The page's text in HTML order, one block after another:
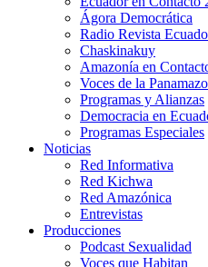
Ágora Democrática
Radio Revista
Chaskinakuy
Amazonía en
Voces de la
Programas y Alianzas
Democracia en
Programas Especiales
Noticias
Red Informativa
Red Kichwa
Red Amazónica
Entrevistas
Producciones
Podcast Sexualidad
Voces que Habitan